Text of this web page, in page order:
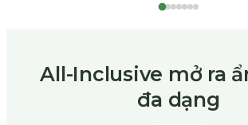
All-Inclusive mở ra
đa dạng